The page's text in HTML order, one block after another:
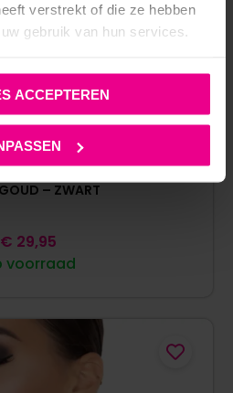
verstrekt of die ze hebben
gebruik van hun services.
ACCEPTEREN
– CHOKER – BDSM – PU
– ZWART
voorraad
€ 29,95